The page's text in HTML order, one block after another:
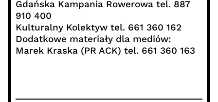
Gdańska Kampania Rowerowa tel. 887
910 400
Kulturalny Kolektyw tel. 661 360 162
Dodatkowe materiały dla mediów:
Marek Kraska (PR ACK) tel. 661 360 163